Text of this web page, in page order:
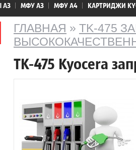
А3 МФУ А3 МФУ А4 КАРТРИДЖИ
ГЛАВНАЯ » TK-475
TK-475 Kyocera